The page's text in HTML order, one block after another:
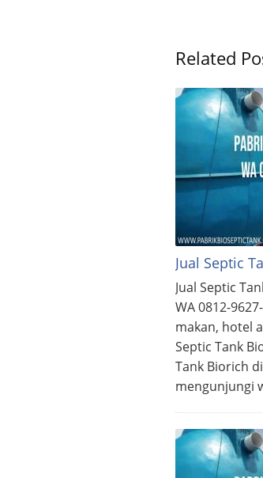
Related
Jual Septic
Jual Septic
WA 0812-
makan, hotel
Septic Tank
Tank Biorich
mengunjungi